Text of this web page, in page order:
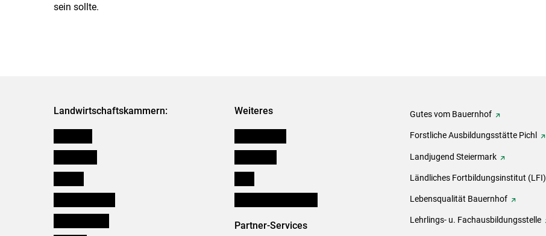
sein sollte.
Landwirtschaftskammern: Weiteres
Partner-Services
Gutes vom Bauernhof
Forstliche Ausbildungsstätte Pichl
Landjugend Steiermark
Ländliches Fortbildungsinstitut (LFI)
Lebensqualität Bauernhof
Lehrlings- u. Fachausbildungsstelle